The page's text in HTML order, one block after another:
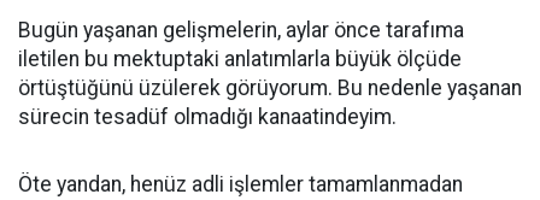
Bugün yaşanan gelişmelerin, aylar önce tarafıma
iletilen bu mektuptaki anlatımlarla büyük ölçüde
örtüştüğünü üzülerek görüyorum. Bu nedenle yaşanan
sürecin tesadüf olmadığı kanaatindeyim.
Öte yandan, henüz adli işlemler tamamlanmadan